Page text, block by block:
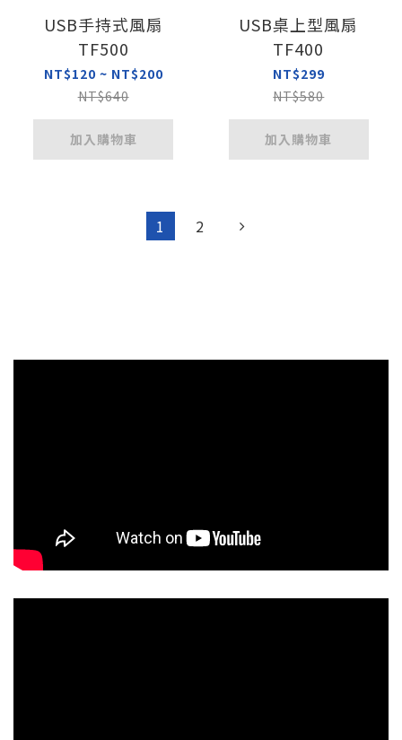
USB手持式風扇
TF500
NT$120 ~ NT$200
NT$640
加入購物車
USB桌上型風扇
TF400
NT$299
NT$580
加入購物車
1 2